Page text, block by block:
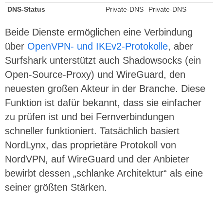
DNS-Status Private-DNS Private-DNS
Beide Dienste ermöglichen eine Verbindung
über OpenVPN- und IKEv2-Protokolle, aber
Surfshark unterstützt auch Shadowsocks (ein
Open-Source-Proxy) und WireGuard, den
neuesten großen Akteur in der Branche. Diese
Funktion ist dafür bekannt, dass sie einfacher
zu prüfen ist und bei Fernverbindungen
schneller funktioniert. Tatsächlich basiert
NordLynx, das proprietäre Protokoll von
NordVPN, auf WireGuard und der Anbieter
bewirbt dessen „schlanke Architektur“ als eine
seiner größten Stärken.